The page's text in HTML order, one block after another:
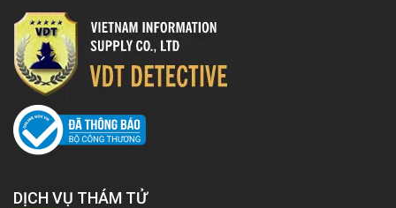
DỊCH VỤ THÁM TỬ